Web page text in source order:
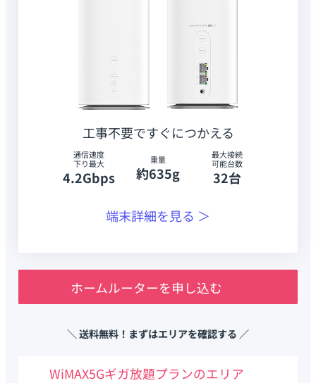
工事不要ですぐにつかえる
通信速度
下り最大
4.2Gbps
重量
約635g
最大接続
可能台数
32台
端末詳細を見る ＞
ホームルーターを申し込む
＼ 送料無料！まずはエリアを確認する ／
WiMAX5Gギガ放題プランのエリア